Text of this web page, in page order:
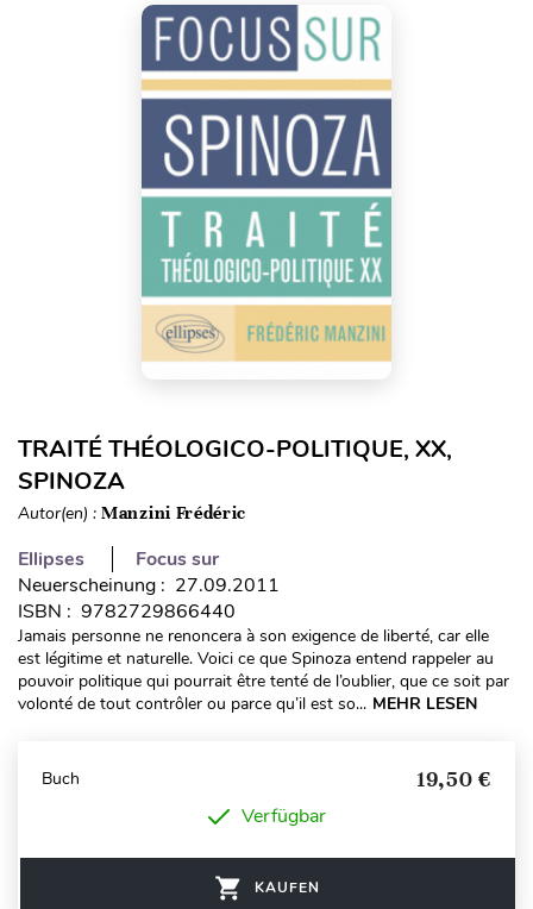
TRAITÉ THÉOLOGICO-POLITIQUE, XX,
SPINOZA
Autor(en) : Manzini Frédéric
Ellipses
Focus sur
Neuerscheinung : 27.09.2011
ISBN : 9782729866440
Jamais personne ne renoncera à son exigence de liberté, car elle
est légitime et naturelle. Voici ce que Spinoza entend rappeler au
pouvoir politique qui pourrait être tenté de l’oublier, que ce soit par
volonté de tout contrôler ou parce qu’il est so... MEHR LESEN
Buch 19,50 €
Verfügbar
KAUFEN